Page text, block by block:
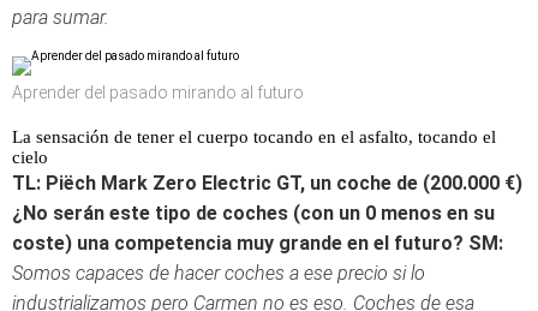
para sumar.
Aprender del pasado mirando al futuro
La sensación de tener el cuerpo tocando en el asfalto, tocando el
cielo
TL: Piëch Mark Zero Electric GT, un coche de (200.000 €)
¿No serán este tipo de coches (con un 0 menos en su
coste) una competencia muy grande en el futuro? SM:
Somos capaces de hacer coches a ese precio si lo
industrializamos pero Carmen no es eso. Coches de esa